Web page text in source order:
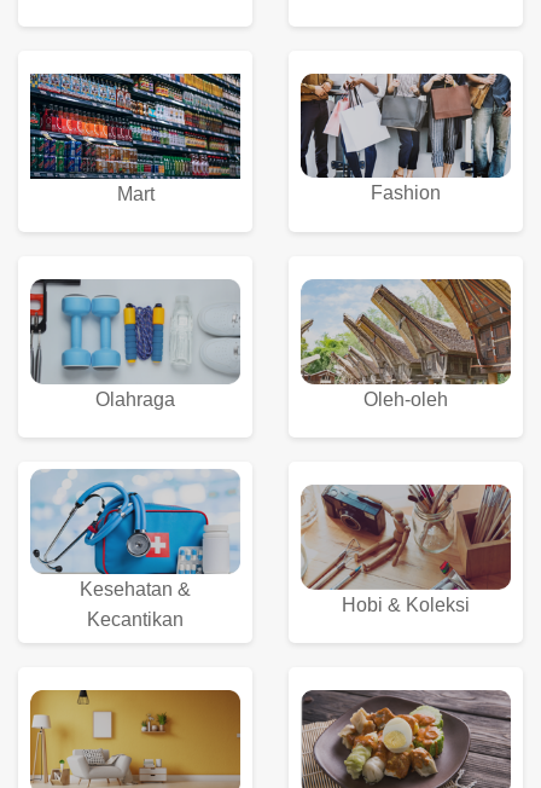
Mart Fashion
Olahraga Oleh-oleh
Kesehatan &
Kecantikan
Hobi & Koleksi